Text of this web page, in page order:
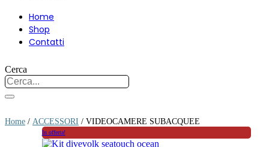
Home
Shop
Contatti
Cerca
Home / ACCESSORI / VIDEOCAMERE SUBACQUEE
In offerta!